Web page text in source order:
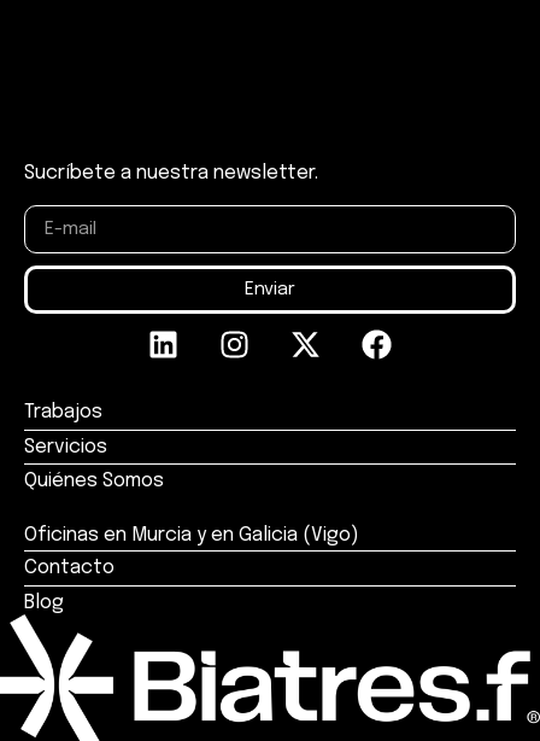
Sucríbete a nuestra newsletter.
Enviar
Trabajos
Servicios
Quiénes Somos
Oficinas en Murcia y en Galicia (Vigo)
Contacto
Blog